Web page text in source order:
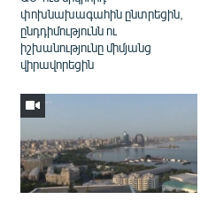
փոխնախագահին ընտրեցին,
ընդդիմությունն ու
իշխանությունը միմյանց
վիրավորեցին